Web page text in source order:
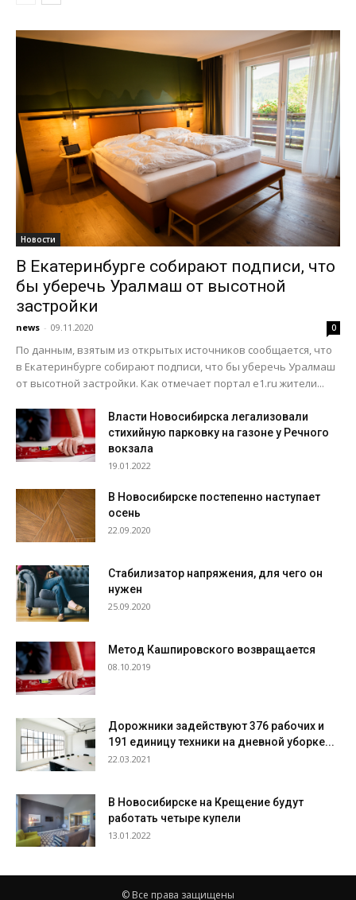
Новости
В Екатеринбурге собирают подписи, что
бы уберечь Уралмаш от высотной
застройки
news - 09.11.2020 0
По данным, взятым из открытых источников сообщается, что
в Екатеринбурге собирают подписи, что бы уберечь Уралмаш
от высотной застройки. Как отмечает портал e1.ru жители...
Власти Новосибирска легализовали
стихийную парковку на газоне у Речного
вокзала
19.01.2022
В Новосибирске постепенно наступает
осень
22.09.2020
Стабилизатор напряжения, для чего он
нужен
25.09.2020
Метод Кашпировского возвращается
08.10.2019
Дорожники задействуют 376 рабочих и
191 единицу техники на дневной уборке...
22.03.2021
В Новосибирске на Крещение будут
работать четыре купели
13.01.2022
© Все права защищены